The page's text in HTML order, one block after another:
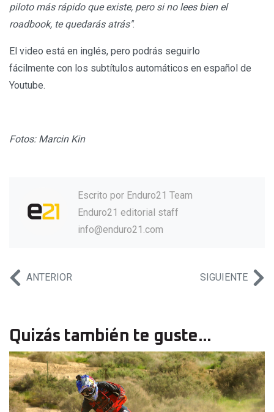
piloto más rápido que existe, pero si no lees bien el
roadbook, te quedarás atrás".
El video está en inglés, pero podrás seguirlo
fácilmente con los subtítulos automáticos en español de
Youtube.
Fotos: Marcin Kin
Escrito por Enduro21 Team
Enduro21 editorial staff
info@enduro21.com
ANTERIOR SIGUIENTE
Quizás también te guste...